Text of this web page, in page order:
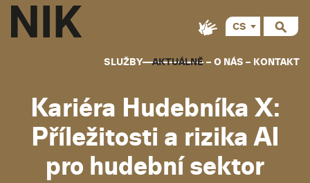
SLUŽBY AKTUÁLNĚ O NÁS KONTAKT
CS
Kariéra Hudebníka X:
Příležitosti a rizika AI
pro hudební sektor